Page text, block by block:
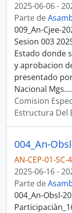
2025-06-06 -
Parte de
009_An-Cjee-
Sesion 003
Estado donde
y aprobacion
presentado
Nacional Mgs.…
Comision
Estructura Del
AN-CEP-01-SC-
2025-06-16 -
Parte de
004_An-Obsl-